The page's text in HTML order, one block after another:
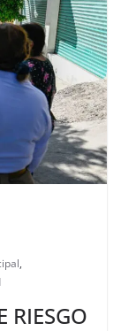
,
RIESGO